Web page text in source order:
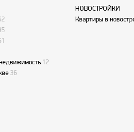
12
36
НОВОСТРОЙКИ
Квартиры в